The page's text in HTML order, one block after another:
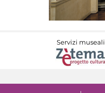
Servizi museali